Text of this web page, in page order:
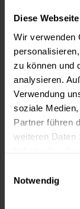
Diese
Wir verwenden
zu können und
analysieren.
Verwendung
soziale
Partner führen
weiteren Daten
Notwendig
Verbrauch
Wie viele m²
m²